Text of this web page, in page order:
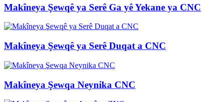
Makîneya Şewqê ya Serê Ga yê Yekane ya CNC
Makîneya Şewqê ya Serê Duqat a CNC
Makîneya Şewqa Neynika CNC